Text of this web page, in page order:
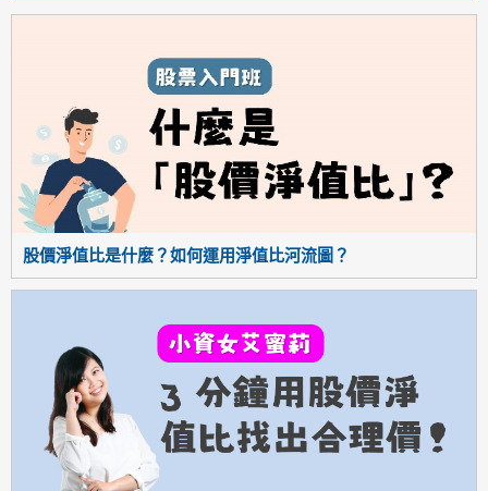
股價淨值比是什麼？如何運用淨值比河流圖？